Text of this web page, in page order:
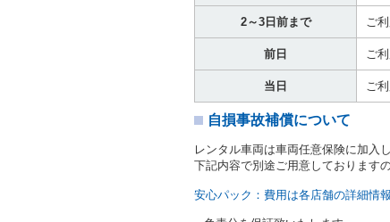
借受人（運転者）が次の
① 貸し渡すレンタカー
わらず、その運転者の
③ 麻薬、覚せい剤、シ
④ チャイルドシートが
⑤ 指定暴力団若しくは
き。
⑥ 当社との取引に関し
⑦ 風説を流布し、又は
借受人（運転者）が次の
① 予約に際して定めた
② 過去の貸渡しにおい
2～3日前まで ご
前日 ご
当日 ご
自損事故補償について
レンタル車両は車両任意保険に加入
下記内容で別途ご用意しております
安心パック：費用は各店舗の詳細情